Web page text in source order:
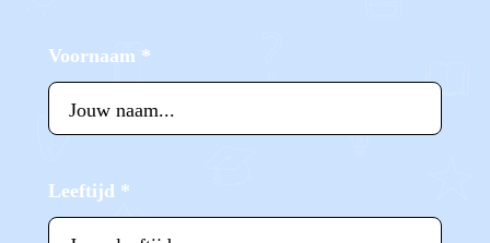
Voornaam *
Leeftijd *